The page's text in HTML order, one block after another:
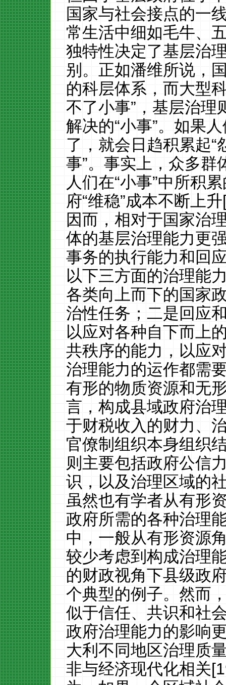
国家与社会接点的一
常生活中细如毛牛、
独特性决定了基层治
别。正如潘维所说，
的科层体系，而大型
不了小事”，基层治理
解决的“小事”。如果
了，就会日趋积累起“
事”。事实上，众多群
人们在“小事”中所积
府“维稳”成本不断上
因而，相对于国家治
体的基层治理能力更
事务的执行能力和回
以下三方面的治理能
各类向上而下的国家
治性任务；二是回应
以应对各种自下而上
共秩序的能力，以应
治理能力的运作都需
有形的物质资源和无
言，构成县域政府治
于财税收入的财力、
官僚制组织本身组织
则主要包括政府公信
识，以及治理区域的
虽然也有学者从有形
政府所需的各种治理
中，一般从有形资源
较少考虑到构成治理
的财政视角下县级政
个典型的例子。然而
似于信任、共识和社
政府治理能力的影响
大利不同地区治理质
非与经济现代化相关